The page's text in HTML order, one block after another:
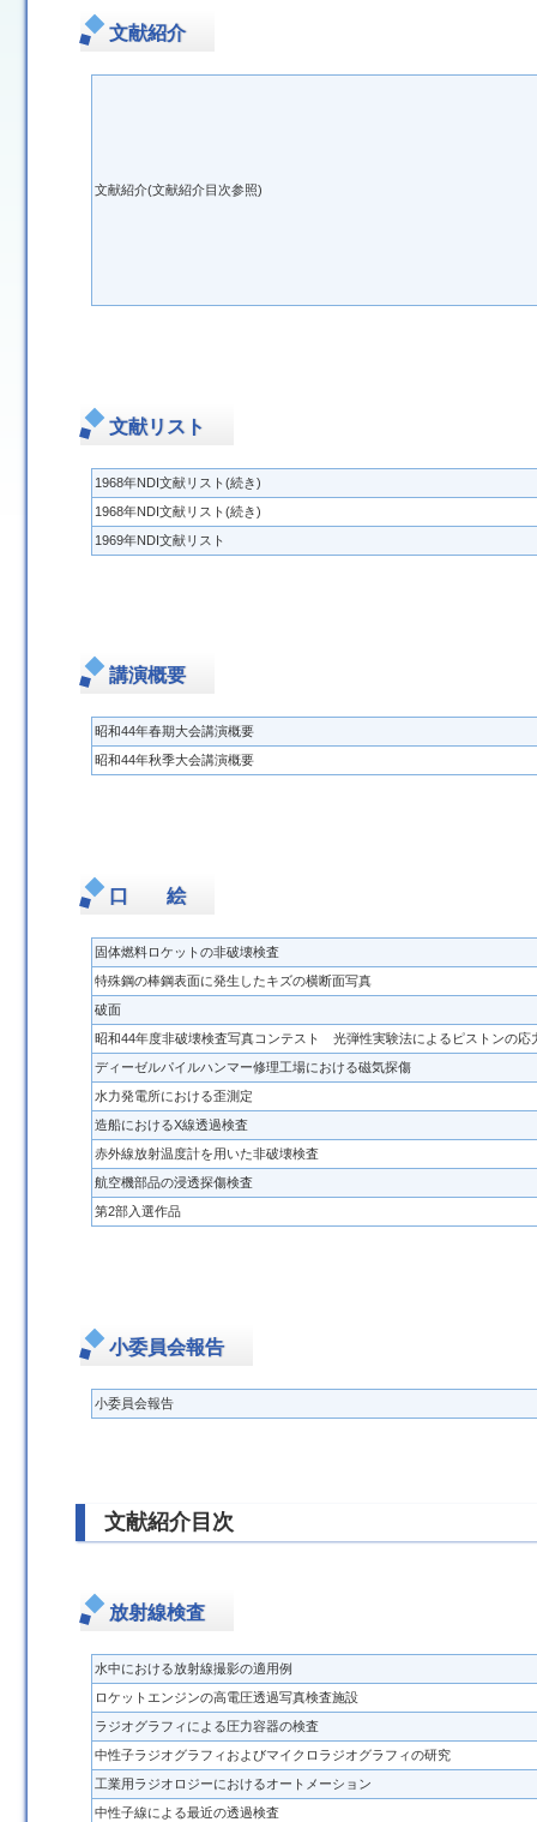
文献紹介
文献紹介(文献紹介目次参照)
文献リスト
1968年NDI文献リスト(続き)
1968年NDI文献リスト(続き)
1969年NDI文献リスト
講演概要
昭和44年春期大会講演概要
昭和44年秋季大会講演概要
口 絵
固体燃料ロケットの非破壊検査
特殊鋼の棒鋼表面に発生したキズの横断面写真
破面
昭和44年度非破壊検査写真コンテスト 光弾性実験法によるピストンの応
ディーゼルパイルハンマー修理工場における磁気探傷
水力発電所における歪測定
造船におけるX線透過検査
赤外線放射温度計を用いた非破壊検査
航空機部品の浸透探傷検査
第2部入選作品
小委員会報告
小委員会報告
文献紹介目次
放射線検査
水中における放射線撮影の適用例
ロケットエンジンの高電圧透過写真検査施設
ラジオグラフィによる圧力容器の検査
中性子ラジオグラフィおよびマイクロラジオグラフィの研究
工業用ラジオロジーにおけるオートメーション
中性子線による最近の透過検査